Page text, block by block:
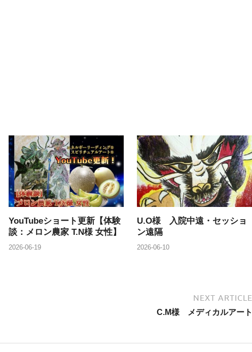
YouTubeショート更新【体験
談：メロン農家 T.N様 女性】
2026-06-19
U.O様 入院中遠・セッショ
ン遠隔
2026-06-10
NEXT ARTICLE
C.M様 メディカルアート